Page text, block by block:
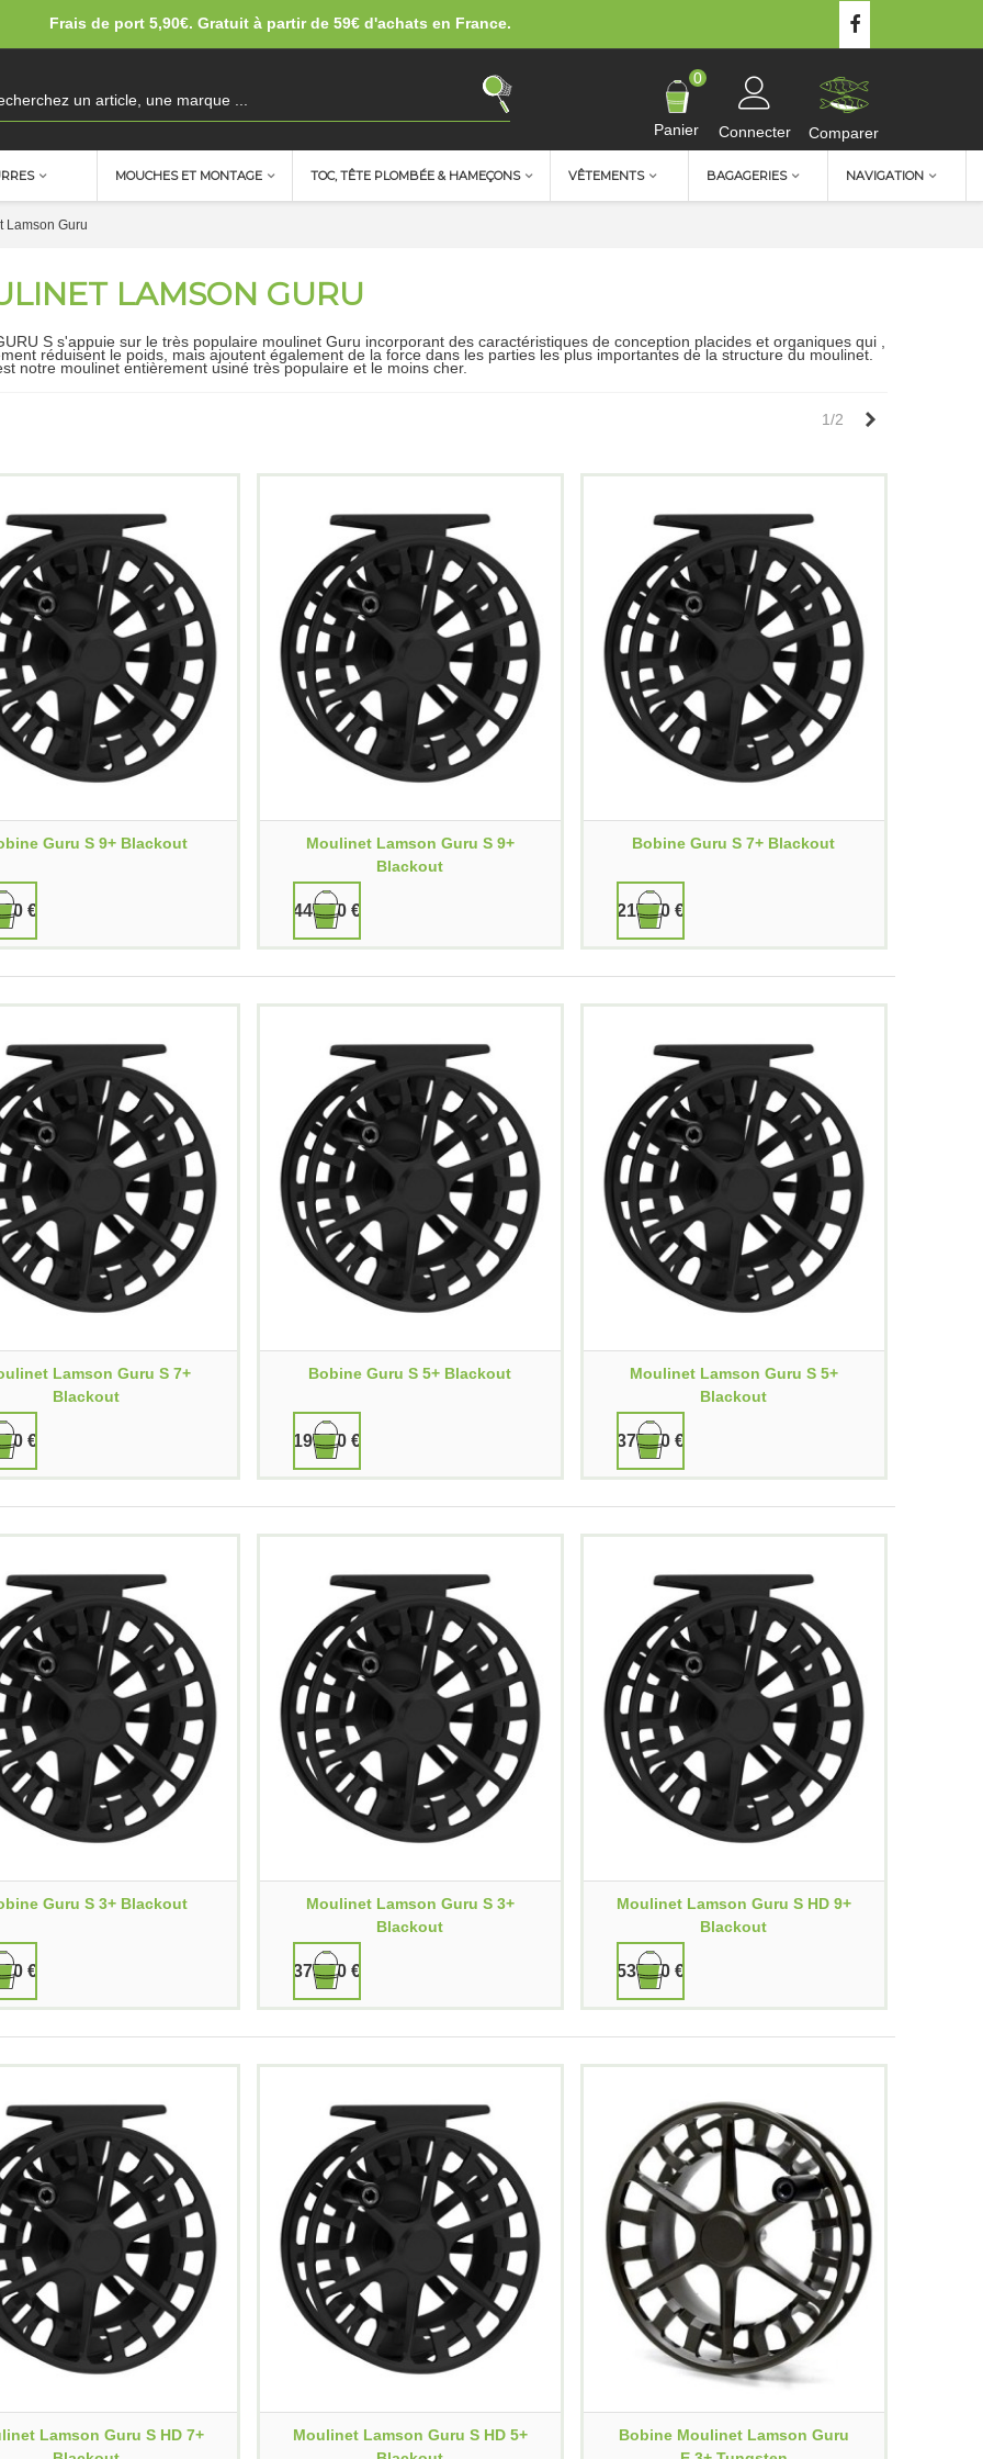
Frais de port 5,90€. Gratuit à partir de 59€ d'achats en France.
Panier
0
Connecter Comparer
MOUCHES ET MONTAGE TOC, TÊTE PLOMBÉE & HAMEÇONS VÊTEMENTS BAGAGERIES NAVIGATION
Lamson Guru
LAMSON GURU
S s'appuie sur le très populaire moulinet Guru incorporant des caractéristiques de conception placides et organiques qui ,
réduisent le poids, mais ajoutent également de la force dans les parties les plus importantes de la structure du moulinet.
notre moulinet entièrement usiné très populaire et le moins cher.
1/2
Guru S 9+ Blackout
€
Moulinet Lamson Guru S 9+
Blackout
449,90 €
Bobine Guru S 7+ Blackout
219,90 €
Lamson Guru S 7+
Blackout
€
Bobine Guru S 5+ Blackout
199,90 €
Moulinet Lamson Guru S 5+
Blackout
379,90 €
Guru S 3+ Blackout
€
Moulinet Lamson Guru S 3+
Blackout
379,90 €
Moulinet Lamson Guru S HD 9+
Blackout
539,90 €
Lamson Guru S HD 7+
Moulinet Lamson Guru S HD 5+
Bobine Moulinet Lamson Guru